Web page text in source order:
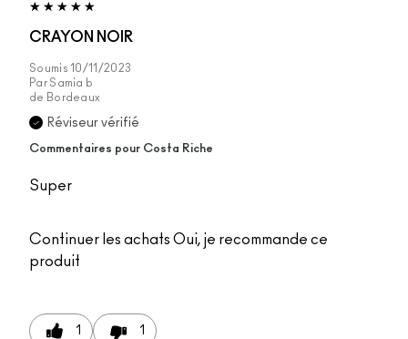
CRAYON NOIR
Soumis10/11/2023
Par Samia b
de Bordeaux
Réviseur vérifié
Commentaires pour Costa Riche
Super
Continuer les achats Oui, je recommande ce
produit
1 1